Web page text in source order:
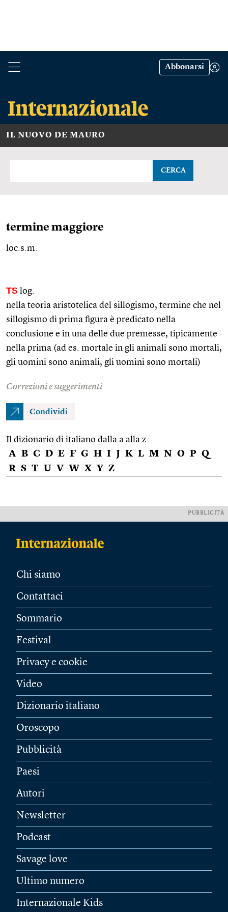
Abbonarsi
IL NUOVO DE MAURO
CERCA
termine maggiore
loc.s.m.
TS log.
nella teoria aristotelica del sillogismo, termine che nel
sillogismo di prima figura è predicato nella
conclusione e in una delle due premesse, tipicamente
nella prima (ad es. mortale in gli animali sono mortali,
gli uomini sono animali, gli uomini sono mortali)
Correzioni e suggerimenti
Condividi
Il dizionario di italiano dalla a alla z
A B C D E F G H I J K L M N O P Q
R S T U V W X Y Z
PUBBLICITÀ
Chi siamo
Contattaci
Sommario
Festival
Privacy e cookie
Video
Dizionario italiano
Oroscopo
Pubblicità
Paesi
Autori
Newsletter
Podcast
Savage love
Ultimo numero
Internazionale Kids